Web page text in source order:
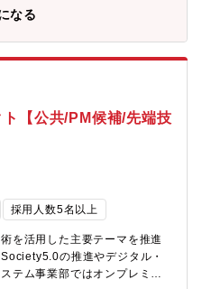
する浸透率が80~100%と各
客様となります。・既存で取
当いただく想定です。★既存
想定されるキャリアパス】ま
ただきます。その後実績やご
せするもしくは、専門性の高
ていただくなど、幅広いキャ
・新卒にかかわらず、キャリ
入社者からのお声】・顧客課
ーク、クラウド、セキュリテ
合わせて提案できる環境であ
決に深く入り込み、本質的な
め。・自社サービスとSIの両
られない提案機会があるた
える案件に携われるため。・
なる
【公共/PM候補/先端技
採用人数5名以上
を活用した主要テーマを推進
の推進やデジタル・
テム事業部ではオンプレミス